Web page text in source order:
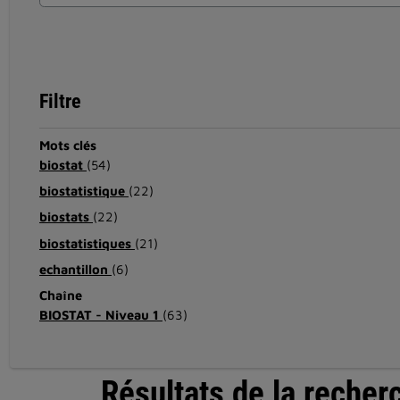
Filtre
Mots clés
biostat (54)
biostatistique (22)
biostats (22)
biostatistiques (21)
echantillon (6)
Chaîne
BIOSTAT - Niveau 1 (63)